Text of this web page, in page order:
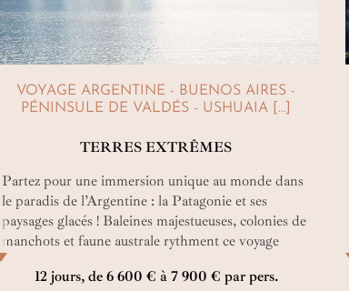
VOYAGE ARGENTINE - BUENOS AIRES -
PÉNINSULE DE VALDÉS - USHUAIA […]
TERRES EXTRÊMES
Partez pour une immersion unique au monde dans
le paradis de l’Argentine : la Patagonie et ses
paysages glacés ! Baleines majestueuses, colonies de
manchots et faune australe rythment ce voyage
entre terres extrêmes, immensités sauvages,
glaciers, montagnes et bout du monde.
12 jours, de 6 600 € à 7 900 € par pers.